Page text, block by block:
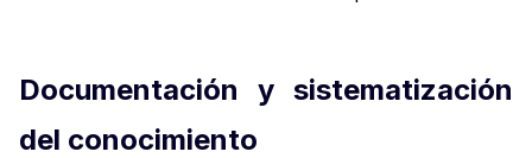
Documentación y sistematización
del conocimiento